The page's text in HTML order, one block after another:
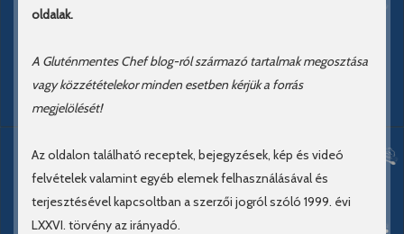
oldalak.
A Gluténmentes Chef blog-ról származó tartalmak megosztása
vagy közzétételekor minden esetben kérjük a forrás
megjelölését!
Az oldalon található receptek, bejegyzések, kép és videó
felvételek valamint egyéb elemek felhasználásával és
terjesztésével kapcsoltban a szerzői jogról szóló 1999. évi
LXXVI. törvény az irányadó.